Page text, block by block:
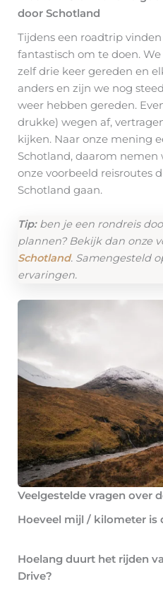
door Schotland
Tijdens een roadtrip
fantastisch om te doen.
zelf drie keer gereden en
anders en zijn we nog
weer hebben gereden.
drukke) wegen af,
kijken. Naar onze mening
Schotland, daarom nemen
onze voorbeeld reisroutes
Schotland gaan.
Tip:ben je een rondreis
plannen? Bekijk dan onze
Schotland. Samengesteld
ervaringen.
Veelgestelde vragen over
Hoeveel mijl / kilometer is
Hoelang duurt het rijden
Drive?